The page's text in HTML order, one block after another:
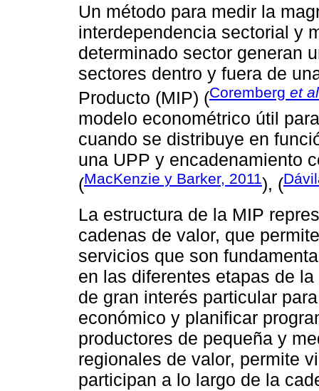
Un método para medir la
interdependencia sectorial y
determinado sector generan
sectores dentro y fuera de
Producto (MIP) (Coremberg et al
modelo econométrico útil
cuando se distribuye en
una UPP y encadenamiento
(MacKenzie y Barker, 2011), (
La estructura de la MIP
cadenas de valor, que
servicios que son
en las diferentes etapas de
de gran interés particular
económico y planificar
productores de pequeña y
regionales de valor, permite
participan a lo largo de la